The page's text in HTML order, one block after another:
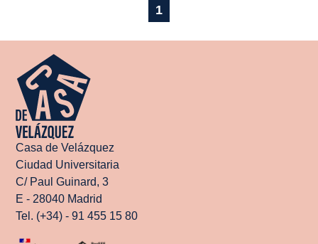
1
Casa de Velázquez
Ciudad Universitaria
C/ Paul Guinard, 3
E - 28040 Madrid
Tel. (+34) - 91 455 15 80